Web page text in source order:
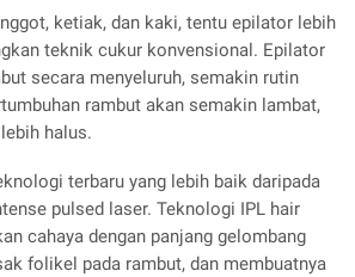
ketiak, dan kaki, tentu epilator lebih
teknik cukur konvensional. Epilator
secara menyeluruh, semakin rutin
rambut akan semakin lambat,
halus.
terbaru yang lebih baik daripada
pulsed laser. Teknologi IPL hair
cahaya dengan panjang gelombang
folikel pada rambut, dan membuatnya